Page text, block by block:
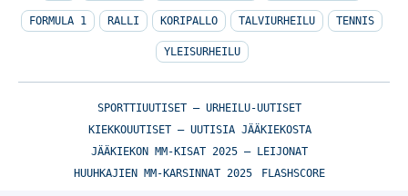
FORMULA 1 RALLI KORIPALLO TALVIURHEILU TENNIS
YLEISURHEILU
SPORTTIUUTISET – URHEILU-UUTISET
KIEKKOUUTISET – UUTISIA JÄÄKIEKOSTA
JÄÄKIEKON MM-KISAT 2025 – LEIJONAT
HUUHKAJIEN MM-KARSINNAT 2025
FLASHSCORE